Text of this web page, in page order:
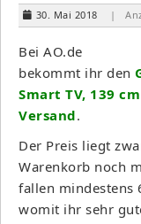
30. Mai 2018 |
Bei AO.de
bekommt ihr den
Smart TV, 139
Versand.
Der Preis liegt
Warenkorb noch
fallen mindestens
womit ihr sehr